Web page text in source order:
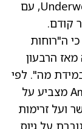
במקום 434 דולר קודם.
ה"רוחות
הרבעון
במידת מה". לפי
Piper, דוח הרבעון הרביעי של Ameriprise מצביע על
ועל זרימות
על גיוס